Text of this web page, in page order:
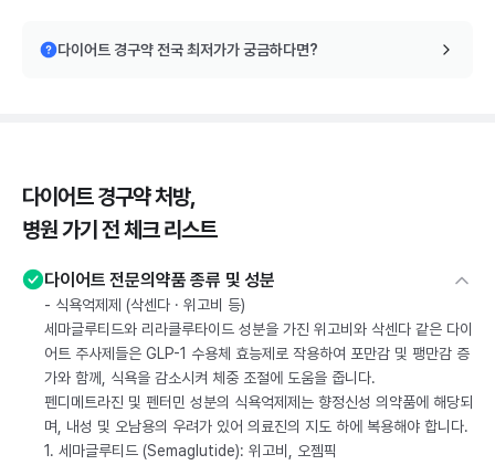
다이어트 경구약 전국 최저가가 궁금하다면?
다이어트 경구약 처방,
병원 가기 전 체크 리스트
다이어트 전문의약품 종류 및 성분
- 식욕억제제 (삭센다 · 위고비 등)
세마글루티드와 리라클루타이드 성분을 가진 위고비와 삭센다 같은 다이
어트 주사제들은 GLP-1 수용체 효능제로 작용하여 포만감 및 팽만감 증
가와 함께, 식욕을 감소시켜 체중 조절에 도움을 줍니다.
펜디메트라진 및 펜터민 성분의 식욕억제제는 향정신성 의약품에 해당되
며, 내성 및 오남용의 우려가 있어 의료진의 지도 하에 복용해야 합니다.
1. 세마글루티드 (Semaglutide): 위고비, 오젬픽